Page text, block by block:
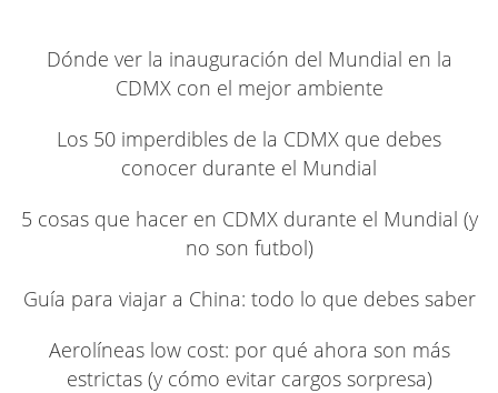
Dónde ver la inauguración del Mundial en la
CDMX con el mejor ambiente
Los 50 imperdibles de la CDMX que debes
conocer durante el Mundial
5 cosas que hacer en CDMX durante el Mundial (y
no son futbol)
Guía para viajar a China: todo lo que debes saber
Aerolíneas low cost: por qué ahora son más
estrictas (y cómo evitar cargos sorpresa)